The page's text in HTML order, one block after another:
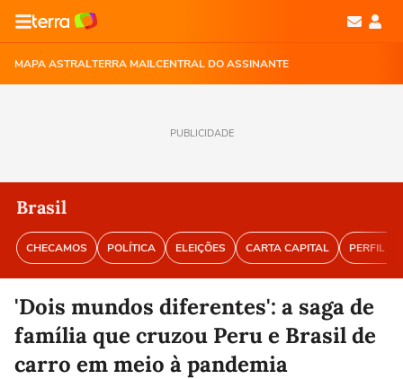
MAPA ASTRALTERRA MAILCENTRAL DO ASSINANTE
PUBLICIDADE
Brasil
CHECAMOS POLÍTICA ELEIÇÕES CARTA CAPITAL PERFIL
'Dois mundos diferentes': a saga de
família que cruzou Peru e Brasil de
carro em meio à pandemia